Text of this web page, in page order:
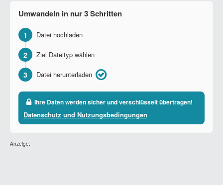
Umwandeln in nur 3 Schritten
1 Datei hochladen
2 Ziel Dateityp wählen
3 Datei herunterladen
Ihre Daten werden sicher und verschlüsselt übertragen!
Datenschutz und Nutzungsbedingungen
Anzeige: